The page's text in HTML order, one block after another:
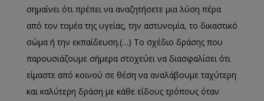
σημαίνει ότι πρέπει να αναζητήσετε μια λύση πέρα ​​
από τον τομέα της υγείας, την αστυνομία, το δικαστικό
σώμα ή την εκπαίδευση.(…) Το σχέδιο δράσης που
παρουσιάζουμε σήμερα στοχεύει να διασφαλίσει ότι
είμαστε από κοινού σε θέση να αναλάβουμε ταχύτερη
και καλύτερη δράση με κάθε είδους τρόπους όταν